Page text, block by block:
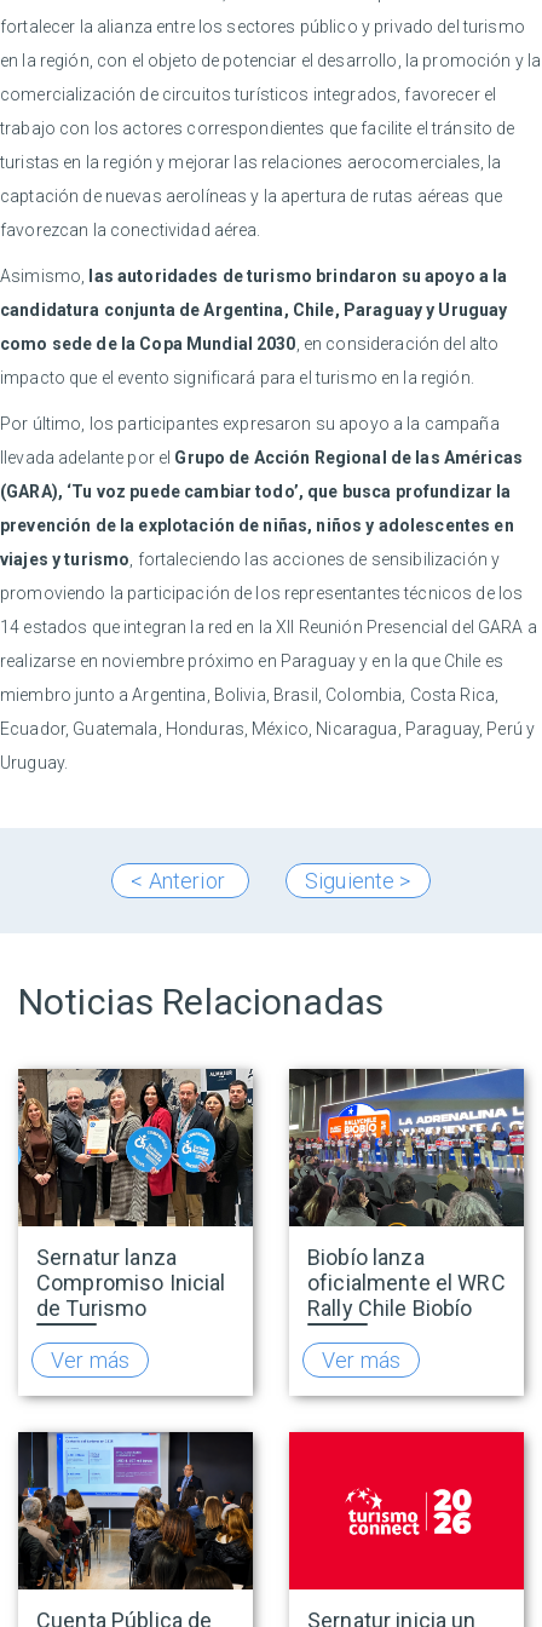
fortalecer la alianza entre los sectores público y privado del turismo
en la región, con el objeto de potenciar el desarrollo, la promoción y la
comercialización de circuitos turísticos integrados, favorecer el
trabajo con los actores correspondientes que facilite el tránsito de
turistas en la región y mejorar las relaciones aerocomerciales, la
captación de nuevas aerolíneas y la apertura de rutas aéreas que
favorezcan la conectividad aérea.
Asimismo,
las autoridades de turismo brindaron su apoyo a la
candidatura conjunta de Argentina, Chile, Paraguay y Uruguay
como sede de la Copa Mundial 2030 , en consideración del alto
impacto que el evento significará para el turismo en la región.
Por último, los participantes expresaron su apoyo a la campaña
llevada adelante por el Grupo de Acción Regional de las Américas
(GARA), ‘Tu voz puede cambiar todo’, que busca profundizar la
prevención de la explotación de niñas, niños y adolescentes en
viajes y turismo , fortaleciendo las acciones de sensibilización y
promoviendo la participación de los representantes técnicos de los
14 estados que integran la red en la XII Reunión Presencial del GARA a
realizarse en noviembre próximo en Paraguay y en la que Chile es
miembro junto a Argentina, Bolivia, Brasil, Colombia, Costa Rica,
Ecuador, Guatemala, Honduras, México, Nicaragua, Paraguay, Perú y
Uruguay.
< Anterior Siguiente >
Noticias Relacionadas
Sernatur lanza
Compromiso Inicial
de Turismo
Accesible para
promover una
oferta turística más
inclusiva
Ver más
Biobío lanza
oficialmente el WRC
Rally Chile Biobío
2026 con 141
empresas
adheridas al Sello
Rally
Ver más
Cuenta Pública de
Sernatur inicia un